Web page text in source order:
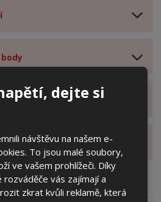
dejte si
návštěvu na našem e-
To jsou malé soubory,
ve vašem prohlížeči. Díky
vás zajímají a
zkrat kvůli reklamě, která